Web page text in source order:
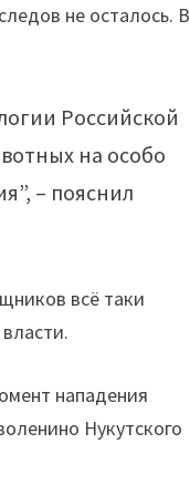
не осталось. В
Российской
на особо
– пояснил
всё таки
нападения
Нукутского